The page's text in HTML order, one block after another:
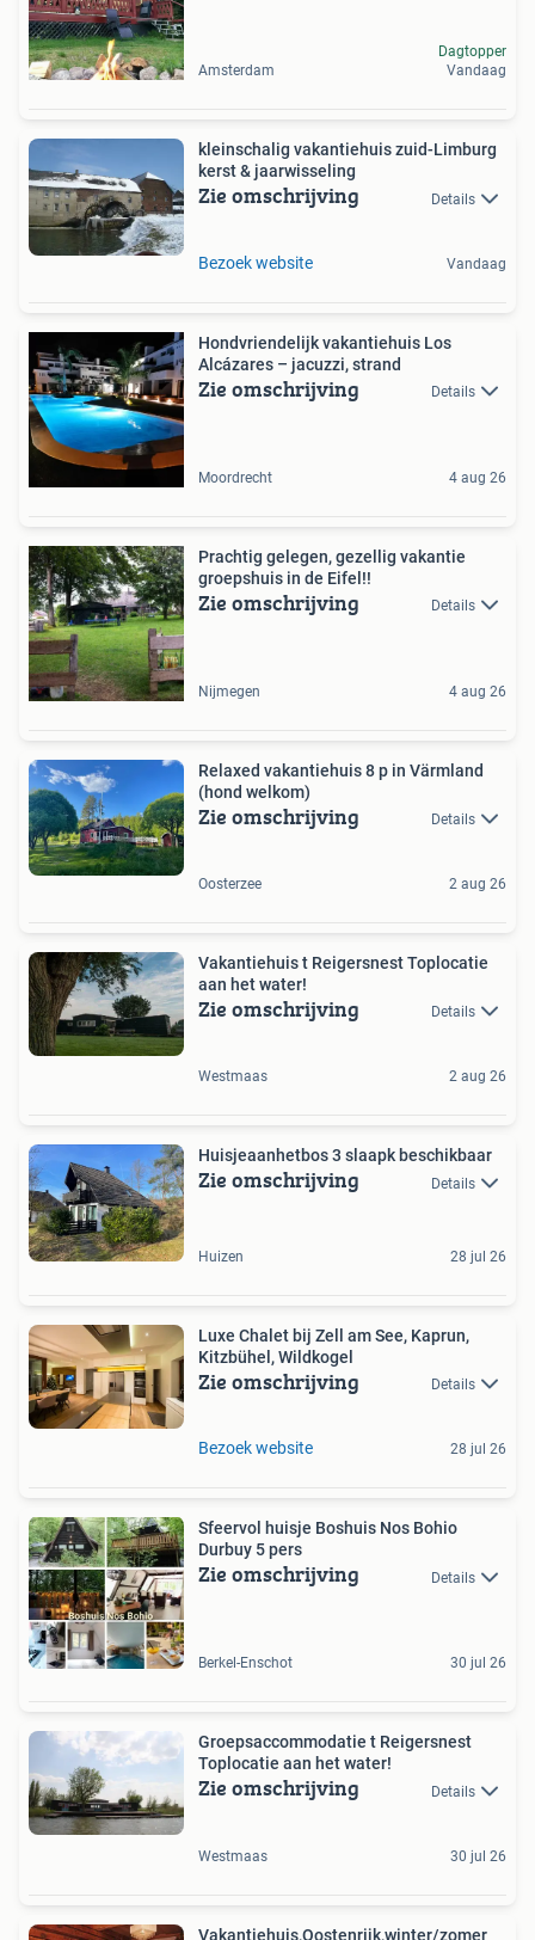
Amsterdam
Dagtopper
Vandaag
kleinschalig vakantiehuis zuid-Limburg
kerst & jaarwisseling
Zie omschrijving Details
Bezoek website Vandaag
Hondvriendelijk vakantiehuis Los
Alcázares – jacuzzi, strand
Zie omschrijving Details
Moordrecht 4 aug 26
Prachtig gelegen, gezellig vakantie
groepshuis in de Eifel!!
Zie omschrijving Details
Nijmegen 4 aug 26
Relaxed vakantiehuis 8 p in Värmland
(hond welkom)
Zie omschrijving Details
Oosterzee 2 aug 26
Vakantiehuis t Reigersnest Toplocatie
aan het water!
Zie omschrijving Details
Westmaas 2 aug 26
Huisjeaanhetbos 3 slaapk beschikbaar
Zie omschrijving Details
Huizen 28 jul 26
Luxe Chalet bij Zell am See, Kaprun,
Kitzbühel, Wildkogel
Zie omschrijving Details
Bezoek website 28 jul 26
Sfeervol huisje Boshuis Nos Bohio
Durbuy 5 pers
Zie omschrijving Details
Berkel-Enschot 30 jul 26
Groepsaccommodatie t Reigersnest
Toplocatie aan het water!
Zie omschrijving Details
Westmaas 30 jul 26
Vakantiehuis,Oostenrijk,winter/zomer